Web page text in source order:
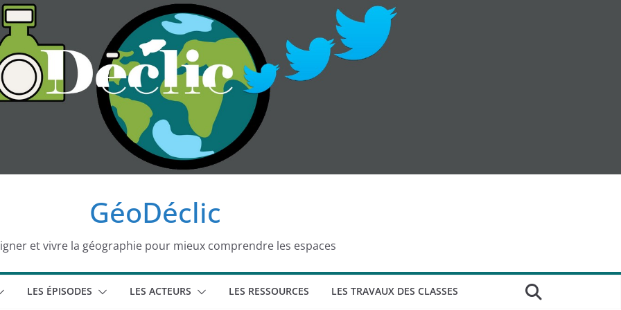
GéoDéclic
et vivre la géographie pour mieux comprendre les espaces
LES ÉPISODES LES ACTEURS LES RESSOURCES LES TRAVAUX DES CLASSES